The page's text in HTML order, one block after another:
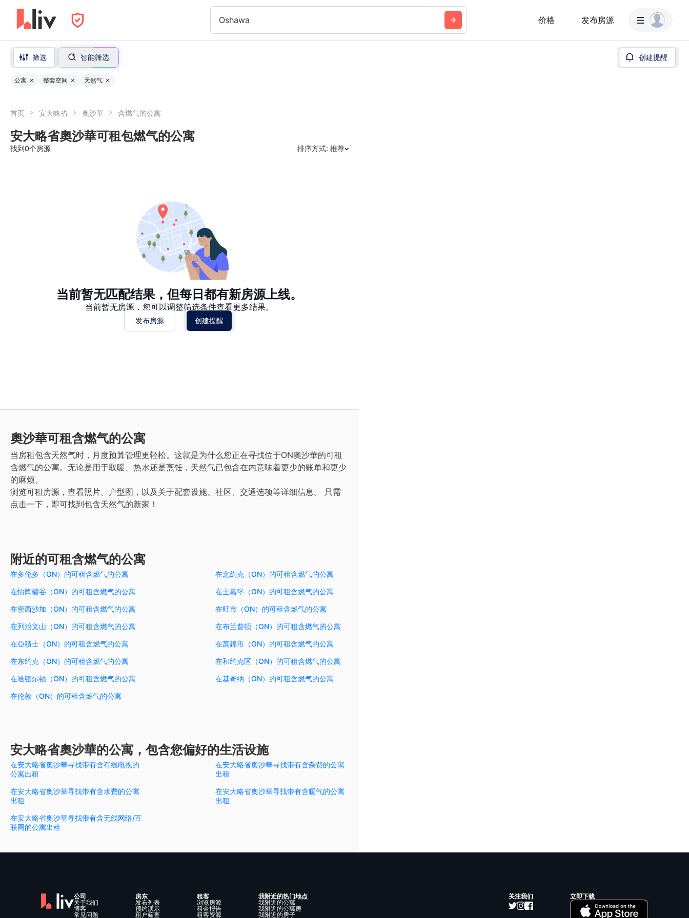
Oshawa 价格 发布房源
筛选 智能筛选 创建提醒
公寓 整套空间 天然气
首页 安大略省 奧沙華 含燃气的公寓
安大略省奧沙華可租包燃气的公寓
找到0个房源 排序方式: 推荐
当前暂无匹配结果，但每日都有新房源上线。
当前暂无房源，您可以调整筛选条件查看更多结果。
发布房源 创建提醒
奧沙華可租含燃气的公寓
当房租包含天然气时，月度预算管理更轻松。这就是为什么您正在寻找位于ON奧沙華的可租
含燃气的公寓。无论是用于取暖、热水还是烹饪，天然气已包含在内意味着更少的账单和更少
的麻烦。
浏览可租房源，查看照片、户型图，以及关于配套设施、社区、交通选项等详细信息。
只需
点击一下，即可找到包含天然气的新家！
附近的可租含燃气的公寓
在多伦多（ON）的可租含燃气的公寓
在北約克（ON）的可租含燃气的公寓
在怡陶碧谷（ON）的可租含燃气的公寓
在士嘉堡（ON）的可租含燃气的公寓
在密西沙加（ON）的可租含燃气的公寓
在旺市（ON）的可租含燃气的公寓
在列治文山（ON）的可租含燃气的公寓
在布兰普顿（ON）的可租含燃气的公寓
在亞積士（ON）的可租含燃气的公寓
在萬錦市（ON）的可租含燃气的公寓
在东约克（ON）的可租含燃气的公寓
在和约克区（ON）的可租含燃气的公寓
在哈密尔顿（ON）的可租含燃气的公寓
在基奇纳（ON）的可租含燃气的公寓
在伦敦（ON）的可租含燃气的公寓
安大略省奧沙華的公寓，包含您偏好的生活设施
在安大略省奧沙華寻找带有含有线电视的
公寓出租
在安大略省奧沙華寻找带有含杂费的公寓
出租
在安大略省奧沙華寻找带有含水费的公寓
出租
在安大略省奧沙華寻找带有含暖气的公寓
出租
在安大略省奧沙華寻找带有含无线网络/互
联网的公寓出租
公司
关于我们
博客
常见问题
房东
发布列表
预约演示
租户筛查
租客
浏览房源
租金报告
租客资源
我附近的热门地点
我附近的公寓
我附近的公寓房
我附近的房子
关注我们 立即下载